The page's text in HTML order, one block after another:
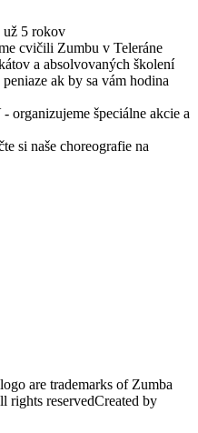
už 5 rokov
cvičili Zumbu v Teleráne
a absolvovaných školení
ak by sa vám hodina
- organizujeme špeciálne akcie a
si naše choreografie na
are trademarks of Zumba
rights reservedCreated by